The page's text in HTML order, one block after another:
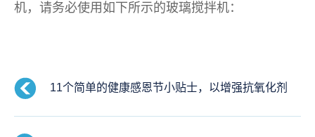
机，请务必使用如下所示的玻璃搅拌机：
11个简单的健康感恩节小贴士，以增强抗氧化剂